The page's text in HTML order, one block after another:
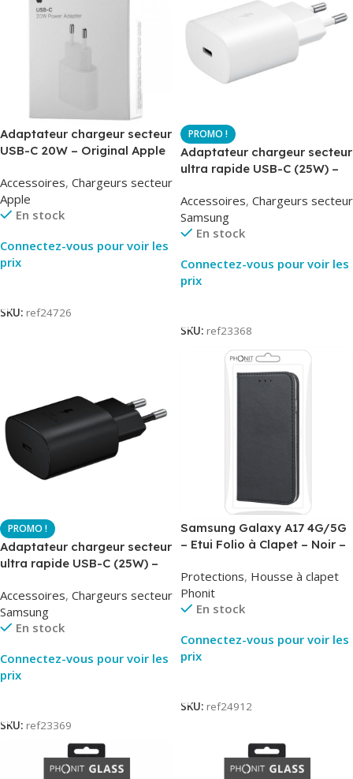
Adaptateur chargeur secteur
USB-C 20W – Original Apple
Original
Accessoires, Chargeurs secteur
Apple
En stock
Connectez-vous pour voir les
prix
SKU: ref24726
Adaptateur chargeur secteur
ultra rapide USB-C (25W) –
EP-TA800
Accessoires, Chargeurs secteur
Samsung
En stock
Connectez-vous pour voir les
prix
SKU: ref23368
Adaptateur chargeur secteur
ultra rapide USB-C (25W) –
TA800
Accessoires, Chargeurs secteur
Samsung
En stock
Connectez-vous pour voir les
prix
SKU: ref23369
Samsung Galaxy A17 4G/5G
– Etui Folio à Clapet – Noir –
Protections, Housse à clapet
Phonit
En stock
Connectez-vous pour voir les
prix
SKU: ref24912